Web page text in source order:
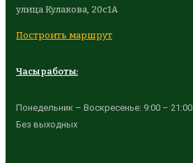
улица Кулакова, 20с1А
Построить маршрут
Часы работы:
Понедельник – Воскресенье: 9:00 – 21:00
Без выходных